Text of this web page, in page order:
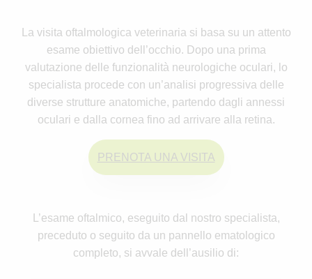
La visita oftalmologica veterinaria si basa su un attento
esame obiettivo dell’occhio. Dopo una prima
valutazione delle funzionalità neurologiche oculari, lo
specialista procede con un’analisi progressiva delle
diverse strutture anatomiche, partendo dagli annessi
oculari e dalla cornea fino ad arrivare alla retina.
PRENOTA UNA VISITA
L’esame oftalmico, eseguito dal nostro specialista,
preceduto o seguito da un pannello ematologico
completo, si avvale dell’ausilio di: